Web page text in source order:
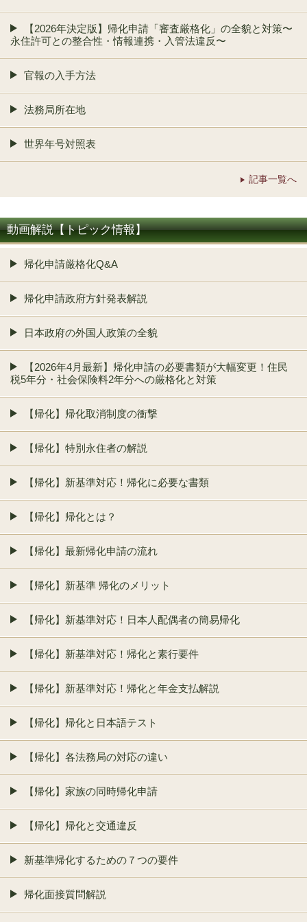
【2026年決定版】帰化申請「審査厳格化」の全貌と対策〜
永住許可との整合性・情報連携・入管法違反〜
官報の入手方法
法務局所在地
世界年号対照表
記事一覧へ
動画解説【トピック情報】
帰化申請厳格化Q&A
帰化申請政府方針発表解説
日本政府の外国人政策の全貌
【2026年4月最新】帰化申請の必要書類が大幅変更！住民
税5年分・社会保険料2年分への厳格化と対策
【帰化】帰化取消制度の衝撃
【帰化】特別永住者の解説
【帰化】新基準対応！帰化に必要な書類
【帰化】帰化とは？
【帰化】最新帰化申請の流れ
【帰化】新基準 帰化のメリット
【帰化】新基準対応！日本人配偶者の簡易帰化
【帰化】新基準対応！帰化と素行要件
【帰化】新基準対応！帰化と年金支払解説
【帰化】帰化と日本語テスト
【帰化】各法務局の対応の違い
【帰化】家族の同時帰化申請
【帰化】帰化と交通違反
新基準帰化するための７つの要件
帰化面接質問解説